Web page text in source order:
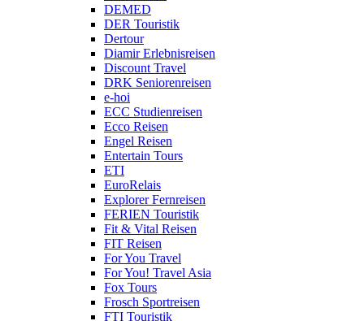
DEMED
DER Touristik
Dertour
Diamir Erlebnisreisen
Discount Travel
DRK Seniorenreisen
e-hoi
ECC Studienreisen
Ecco Reisen
Engel Reisen
Entertain Tours
ETI
EuroRelais
Explorer Fernreisen
FERIEN Touristik
Fit & Vital Reisen
FIT Reisen
For You Travel
For You! Travel Asia
Fox Tours
Frosch Sportreisen
FTI Touristik